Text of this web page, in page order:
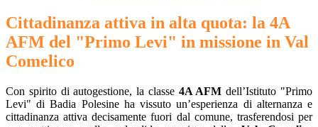
Cittadinanza attiva in alta quota: la 4A
AFM del "Primo Levi" in missione in Val
Comelico
Con spirito di autogestione, la classe 4A AFM dell’Istituto "Primo
Levi" di Badia Polesine ha vissuto un’esperienza di alternanza e
cittadinanza attiva decisamente fuori dal comune, trasferendosi per